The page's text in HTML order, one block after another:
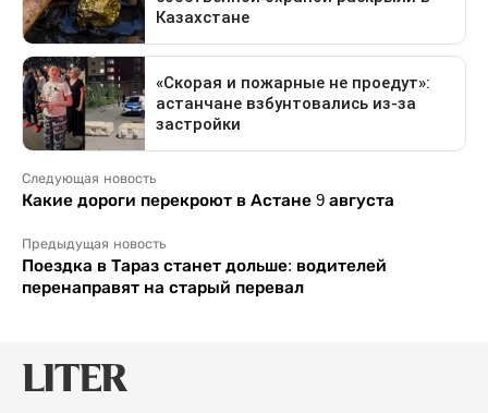
Следующая новость
Какие дороги перекроют в Астане 9 августа
Предыдущая новость
Поездка в Тараз станет дольше: водителей
перенаправят на старый перевал